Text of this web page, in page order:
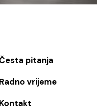
pitanja
Radno vrijeme
Kontakt